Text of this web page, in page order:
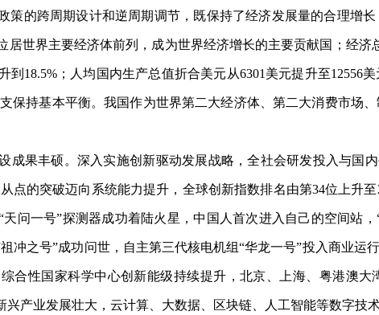
策的跨周期设计和逆周期调节，既保持了经济发展量的合理增
世界主要经济体前列，成为世界经济增长的主要贡献国；经济
到18.5%；人均国内生产总值折合美元从6301美元提升至12556
保持基本平衡。我国作为世界第二大经济体、第二大消费市场
丰硕。深入实施创新驱动发展战略，全社会研发投入与国内
点的突破迈向系统能力提升，全球创新指数排名由第34位上升至
问一号”探测器成功着陆火星，中国人首次进入自己的空间站
冲之号”成功问世，自主第三代核电机组“华龙一号”投入商业运
合性国家科学中心创新能级持续提升，北京、上海、粤港澳
产业发展壮大，云计算、大数据、区块链、人工智能等数字技